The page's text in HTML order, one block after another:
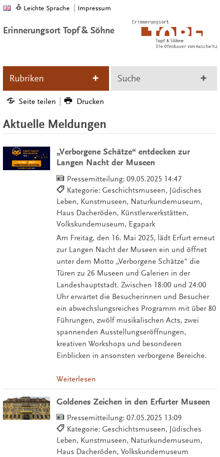
Leichte Sprache Impressum
Erinnerungsort Topf & Söhne
Rubriken Suche
Seite teilen Drucken
Aktuelle Meldungen
„Verborgene Schätze“ entdecken zur
Langen Nacht der Museen
Pressemitteilung: 09.05.2025 14:47
Kategorie: Geschichtsmuseen, Jüdisches
Leben, Kunstmuseen, Naturkundemuseum,
Haus Dacheröden, Künstlerwerkstätten,
Volkskundemuseum, Egapark
Am Freitag, den 16. Mai 2025, lädt Erfurt erneut
zur Langen Nacht der Museen ein und öffnet
unter dem Motto „Verborgene Schätze“ die
Türen zu 26 Museen und Galerien in der
Landeshauptstadt. Zwischen 18:00 und 24:00
Uhr erwartet die Besucherinnen und Besucher
ein abwechslungsreiches Programm mit über 80
Führungen, zwölf musikalischen Acts, zwei
spannenden Ausstellungseröffnungen,
kreativen Workshops und besonderen
Einblicken in ansonsten verborgene Bereiche.
Weiterlesen
Goldenes Zeichen in den Erfurter Museen
Pressemitteilung: 07.05.2025 13:09
Kategorie: Geschichtsmuseen, Jüdisches
Leben, Kunstmuseen, Naturkundemuseum,
Haus Dacheröden, Volkskundemuseum